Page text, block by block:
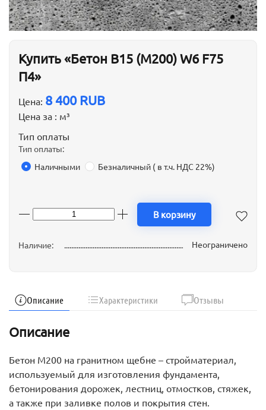
Купить «Бетон B15 (М200) W6 F75
П4»
Цена: 8 400 RUB
Цена за : м³
Тип оплаты
Тип оплаты:
Наличными
Безналичный ( в т.ч. НДС 22%)
В корзину
Наличие: Неограничено
Описание Характеристики Отзывы
Описание
Бетон М200 на гранитном щебне – стройматериал,
используемый для изготовления фундамента,
бетонирования дорожек, лестниц, отмостков, стяжек,
а также при заливке полов и покрытия стен.